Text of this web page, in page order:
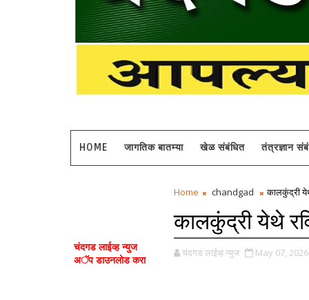
HOME जागतिक बातम्या खेळ संबंधित तंत्रज्ञान
चंदगड लाईव्ह न्युज
अॅप डाउनलोड करा
Home chandgad कालकुंद्री
कालकुंद्री येथे
चंदगड लाईव्ह न्युज May 07, 2026